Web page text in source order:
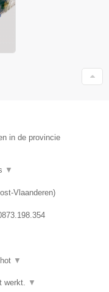
in de provincie
▼
Vlaanderen)
▼
werkt. ▼